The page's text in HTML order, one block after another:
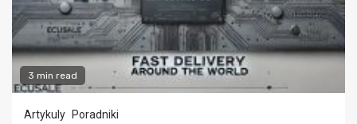
3 min read
Artykuly Poradniki